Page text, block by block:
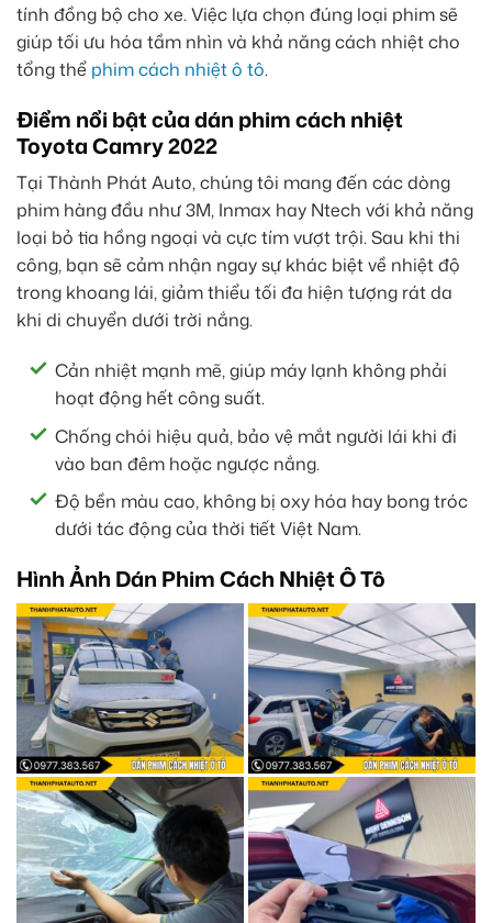
tính đồng bộ cho xe. Việc lựa chọn đúng loại phim sẽ
giúp tối ưu hóa tầm nhìn và khả năng cách nhiệt cho
tổng thể phim cách nhiệt ô tô.
Điểm nổi bật của dán phim cách nhiệt
Toyota Camry 2022
Tại Thành Phát Auto, chúng tôi mang đến các dòng
phim hàng đầu như 3M, Inmax hay Ntech với khả năng
loại bỏ tia hồng ngoại và cực tím vượt trội. Sau khi thi
công, bạn sẽ cảm nhận ngay sự khác biệt về nhiệt độ
trong khoang lái, giảm thiểu tối đa hiện tượng rát da
khi di chuyển dưới trời nắng.
Cản nhiệt mạnh mẽ, giúp máy lạnh không phải
hoạt động hết công suất.
Chống chói hiệu quả, bảo vệ mắt người lái khi đi
vào ban đêm hoặc ngược nắng.
Độ bền màu cao, không bị oxy hóa hay bong tróc
dưới tác động của thời tiết Việt Nam.
Hình Ảnh Dán Phim Cách Nhiệt Ô Tô